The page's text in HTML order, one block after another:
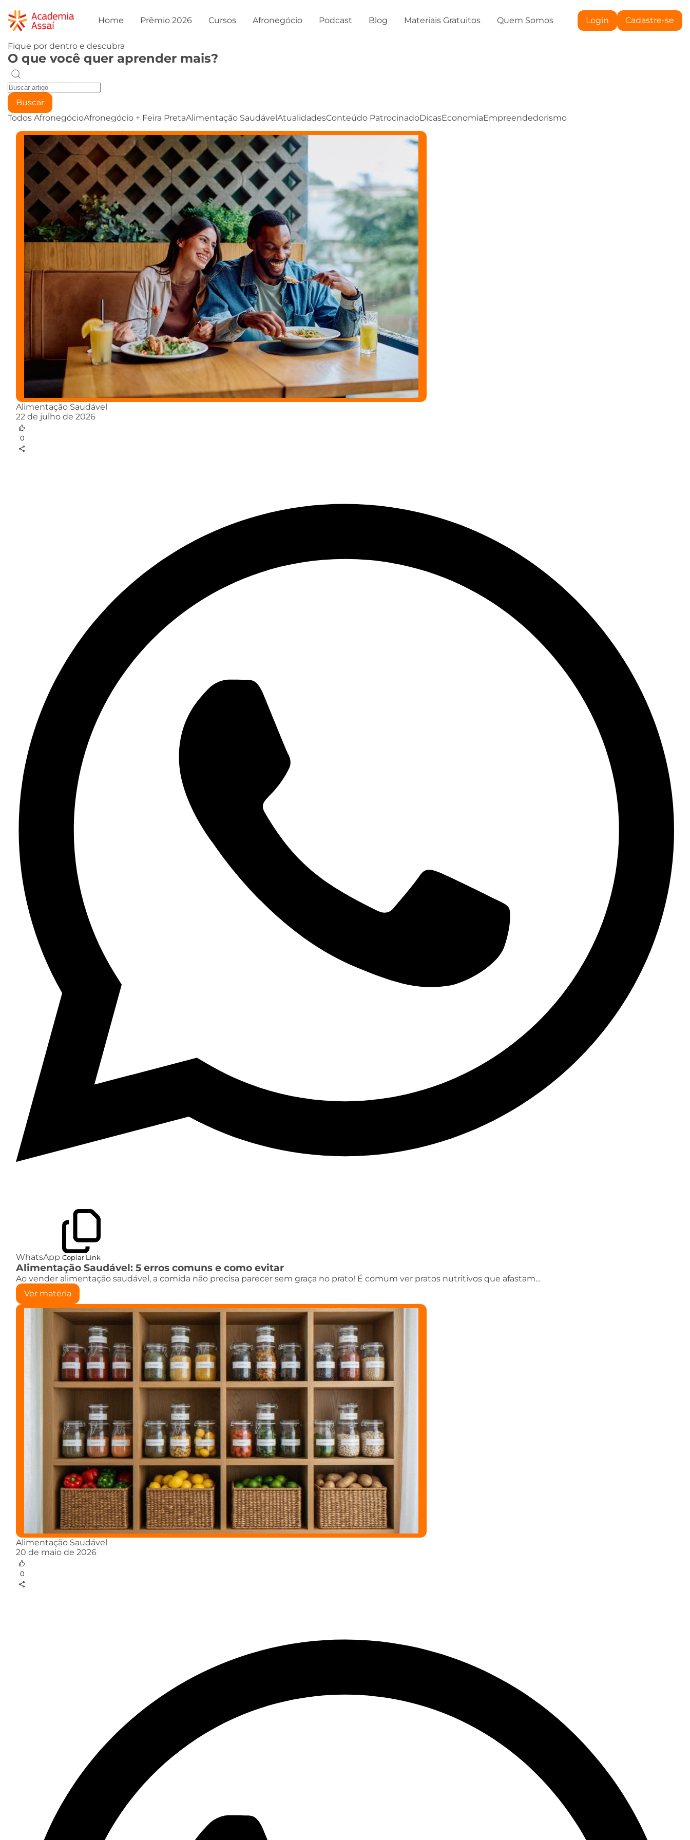
Home Prêmio 2026 Cursos Afronegócio Podcast Blog Materiais Gratuitos Quem Somos Login Cadastre-se
Fique por dentro e descubra
O que você quer aprender mais?
Buscar
Todos AfronegócioAfronegócio + Feira PretaAlimentação SaudávelAtualidadesConteúdo PatrocinadoDicasEconomiaEmpreendedorismo
Alimentação Saudável
22 de julho de 2026
0
WhatsApp Copiar Link
Alimentação Saudável: 5 erros comuns e como evitar
Ao vender alimentação saudável, a comida não precisa parecer sem graça no prato! É comum ver pratos nutritivos que afastam…
Ver matéria
Alimentação Saudável
20 de maio de 2026
0